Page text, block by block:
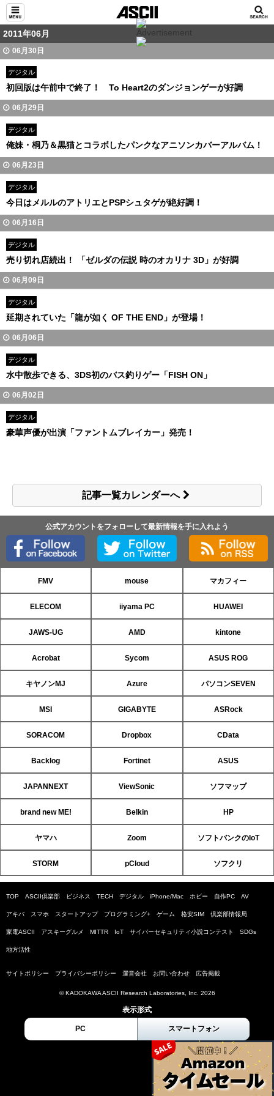
2011年06月
06月30日
デジタル
初回版は午前中で終了！ To Heart2のダンジョンゲーが好調
06月29日
デジタル
俺妹・桐乃＆黒猫とコラボしたパンクなアニソンカバーアルバム！
06月23日
デジタル
今日はメルルのアトリエとPSPシュタゲが絶好調！
06月16日
デジタル
売り切れ店続出！ 「ゼルダの伝説 時のオカリナ 3D」が好調
06月09日
デジタル
延期されていた「龍が如く OF THE END」が登場！
06月06日
デジタル
水中散歩できる、3DS初のバス釣りゲー「FISH ON」
06月02日
デジタル
豪華声優が出演「ファントムブレイカー」発売！
記事一覧カレンダーへ
公式アカウントをフォローして最新情報を手に入れよう
FMV mouse マカフィー
ELECOM iiyama PC HUAWEI
JAWS-UG AMD kintone
Acrobat Sycom ASUS ROG
キヤノンMJ Azure パソコンSEVEN
MSI GIGABYTE ASRock
SORACOM Dropbox CData
Backlog Fortinet ASUS
JAPANNEXT ViewSonic ソフマップ
brand new ME! Belkin HP
ヤマハ Zoom ソフトバンクのIoT
STORM pCloud ソフクリ
TOP ASCII倶楽部 ビジネス TECH デジタル iPhone/Mac ホビー 自作PC AV
アキバ スマホ スタートアップ プログラミング+ ゲーム 格安SIM 倶楽部情報局
家電ASCII アスキーグルメ MITTR IoT サイバーセキュリティ小説コンテスト SDGs
地方活性
サイトポリシー プライバシーポリシー 運営会社 お問い合わせ 広告掲載
© KADOKAWA ASCII Research Laboratories, Inc. 2026
表示形式
PC スマートフォン